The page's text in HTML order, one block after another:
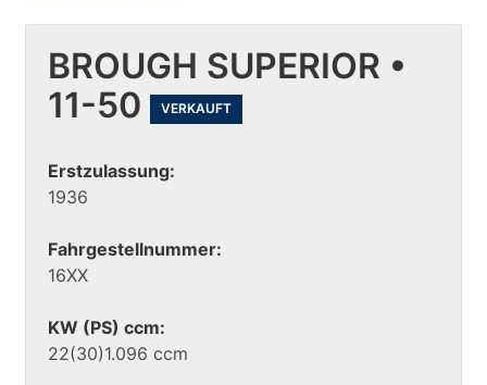
BROUGH SUPERIOR •
11-50
VERKAUFT
Erstzulassung:
1936
Fahrgestellnummer:
16XX
KW (PS) ccm:
22(30)1.096 ccm